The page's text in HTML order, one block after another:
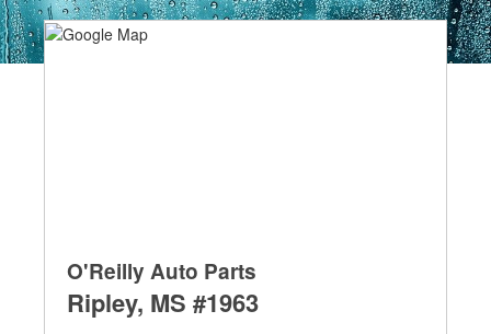
O'Reilly Auto Parts
Ripley, MS #1963